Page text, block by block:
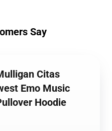
Say
Citas
Emo Music
Hoodie